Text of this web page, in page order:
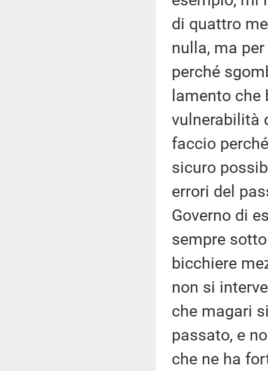
di quattro
nulla, ma
perché
lamento
vulnerabilità
faccio
sicuro
errori del
Governo di
sempre
bicchiere
non si
che magari
passato, e
che ne ha